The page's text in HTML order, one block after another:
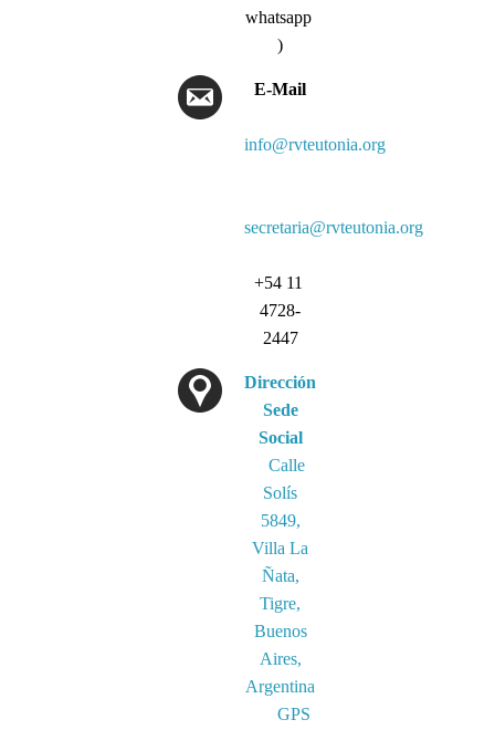
whatsapp
)
E-Mail
info@rvteutonia.org
secretaria@rvteutonia.org
+54 11
4728-
2447
Dirección
Sede
Social
Calle
Solís
5849,
Villa La
Ñata,
Tigre,
Buenos
Aires,
Argentina
GPS